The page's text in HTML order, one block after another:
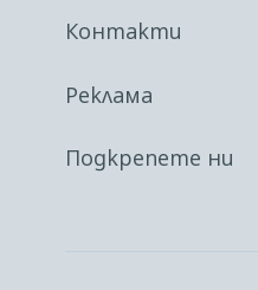
Контакти
Реклама
Подкрепете ни